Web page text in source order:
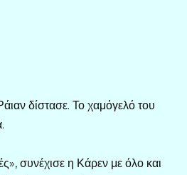
δίστασε. Το χαμόγελό του
συνέχισε η Κάρεν με όλο και